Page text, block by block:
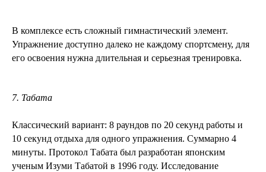
В комплексе есть сложный гимнастический элемент.
Упражнение доступно далеко не каждому спортсмену, для
его освоения нужна длительная и серьезная тренировка.
7. Табата
Классический вариант: 8 раундов по 20 секунд работы и
10 секунд отдыха для одного упражнения. Суммарно 4
минуты. Протокол Табата был разработан японским
ученым Изуми Табатой в 1996 году. Исследование